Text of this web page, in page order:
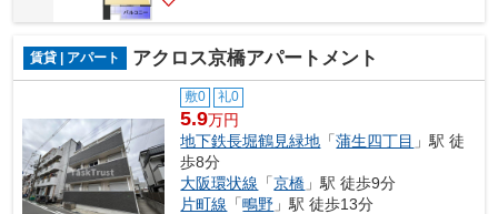
賃貸 | アパート アクロス京橋アパートメント
敷0 礼0
5.9万円
地下鉄長堀鶴見緑地 「蒲生四丁目 」駅 徒
歩8分
大阪環状線 「京橋 」駅 徒歩9分
片町線 「鴫野 」駅 徒歩13分